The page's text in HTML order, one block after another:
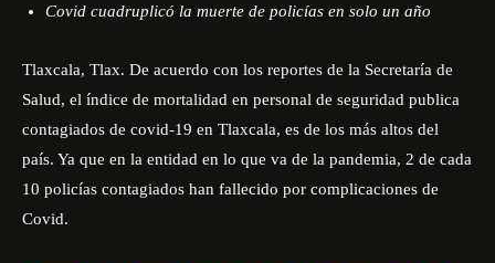
Covid cuadruplicó la muerte de policías en solo un año
Tlaxcala, Tlax. De acuerdo con los reportes de la Secretaría de
Salud, el índice de mortalidad en personal de seguridad publica
contagiados de covid-19 en Tlaxcala, es de los más altos del
país. Ya que en la entidad en lo que va de la pandemia, 2 de cada
10 policías contagiados han fallecido por complicaciones de
Covid.